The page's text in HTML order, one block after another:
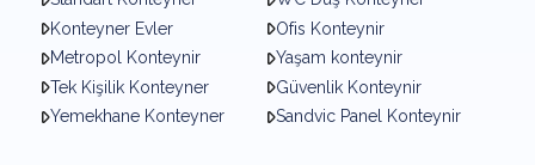
Konteyner Evler
Ofis Konteynir
Metropol Konteynir
Yaşam konteynir
Tek Kişilik Konteyner
Güvenlik Konteynir
Yemekhane Konteyner
Sandvic Panel Konteynir